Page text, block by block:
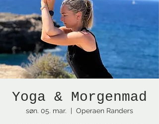
Yoga & Morgenmad
søn. 05. mar.
  |
Operaen Randers